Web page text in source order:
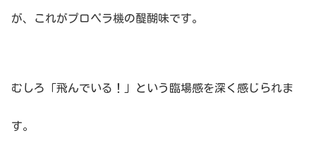
が、これがプロペラ機の醍醐味です。
むしろ「飛んでいる！」という臨場感を深く感じられま
す。